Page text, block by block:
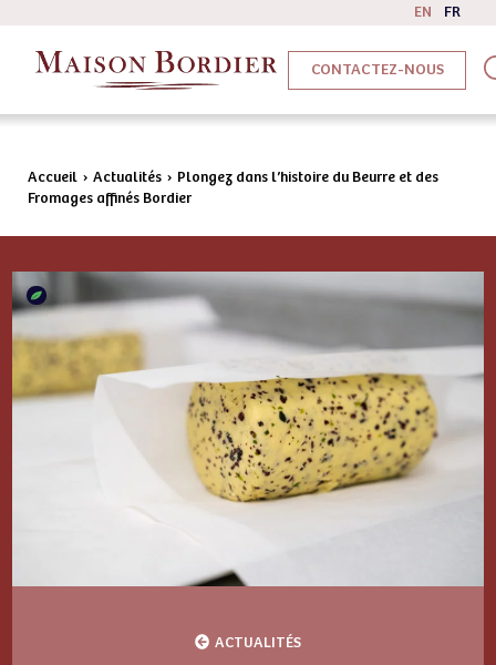
EN FR
CONTACTEZ-NOUS
Accueil › Actualités › Plongez dans l’histoire du Beurre et des
Fromages affinés Bordier
ACTUALITÉS